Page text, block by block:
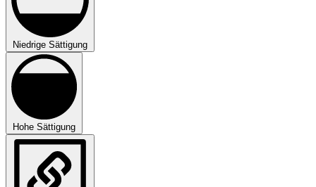
Niedrige Sättigung
Hohe Sättigung